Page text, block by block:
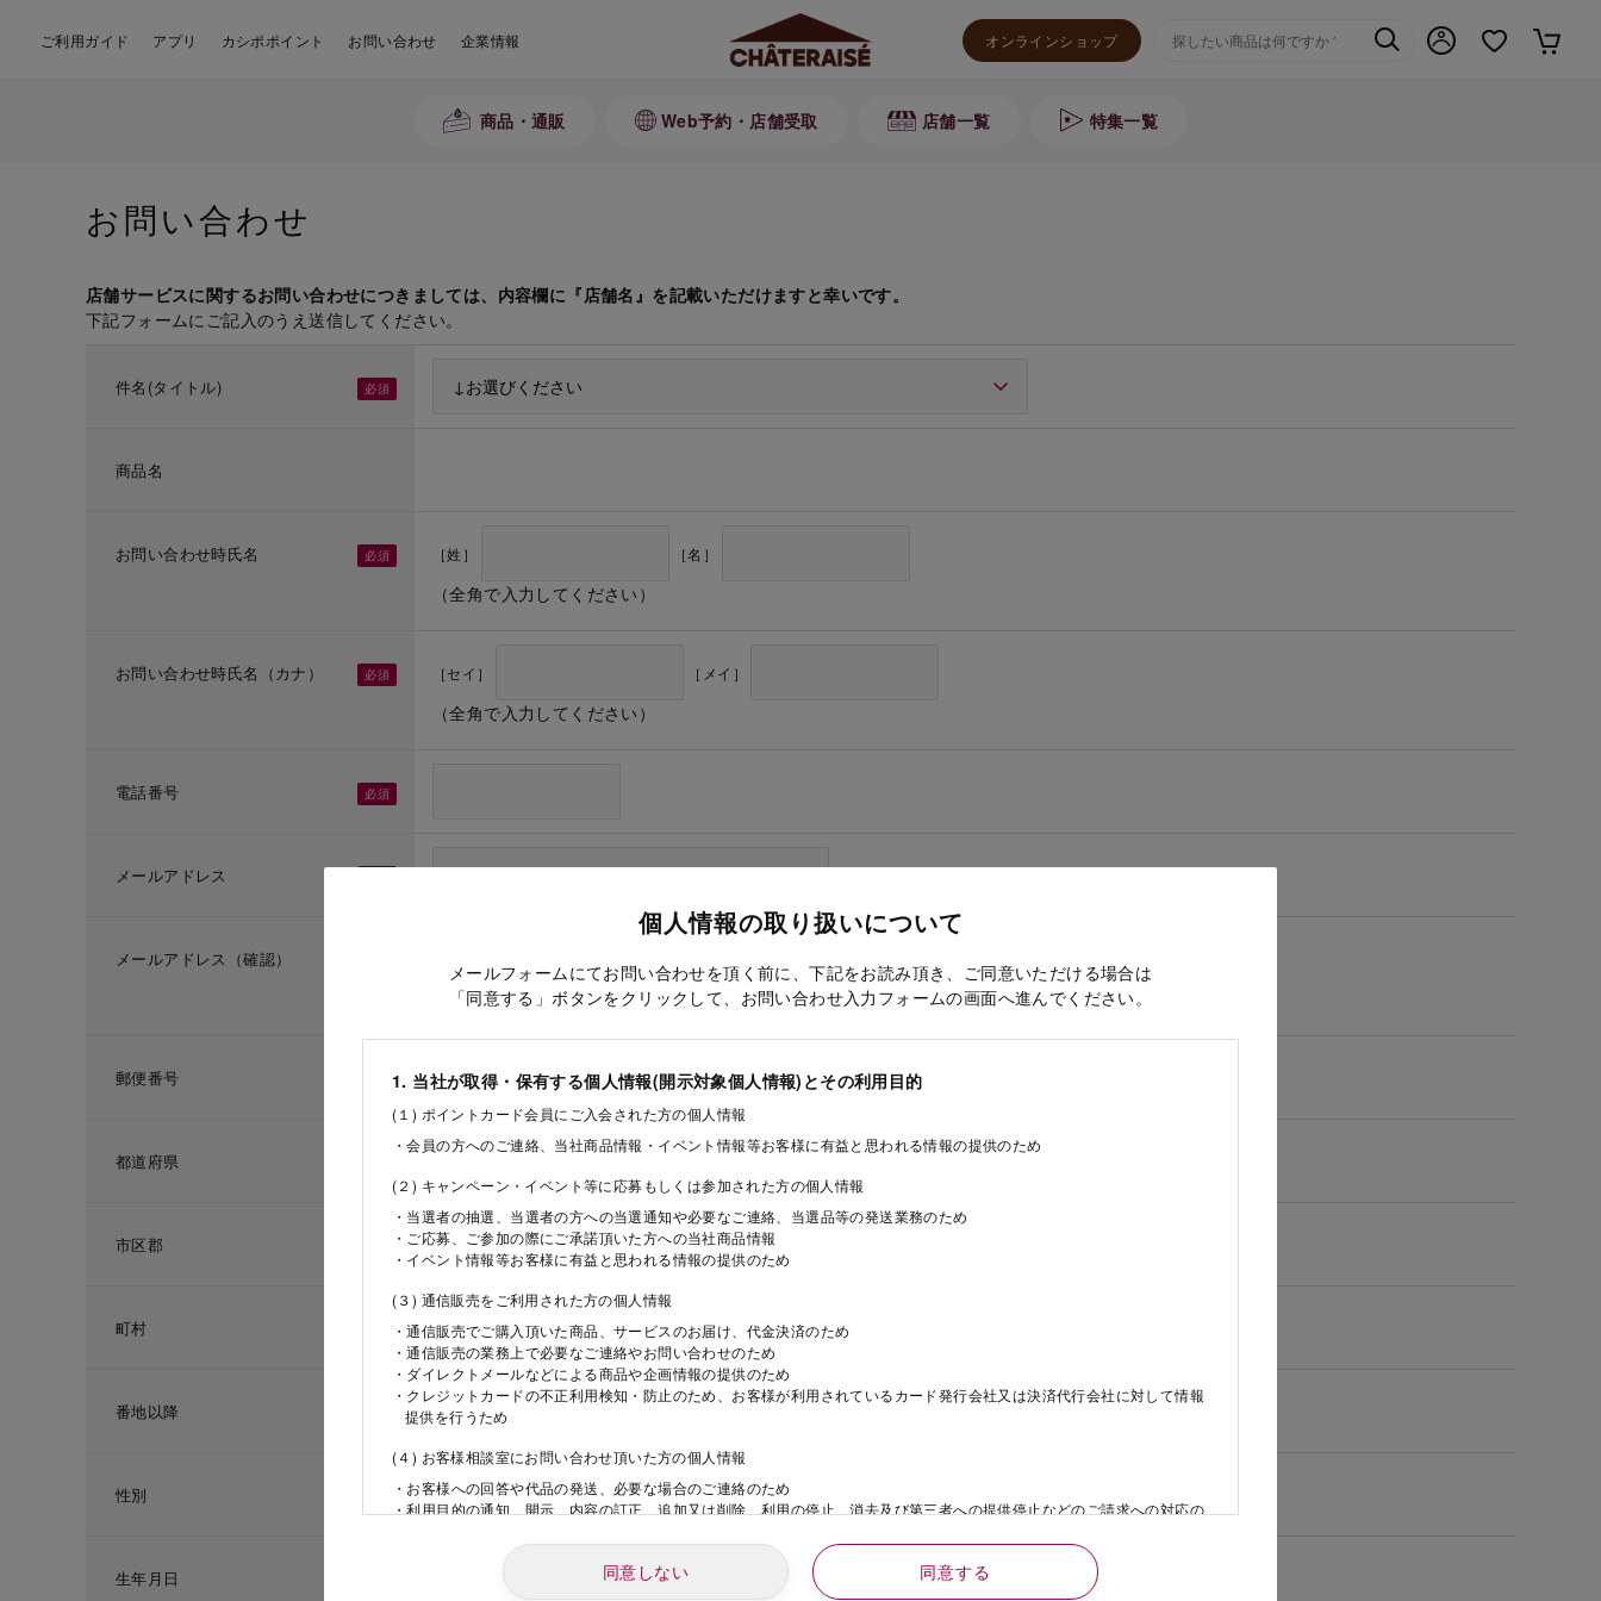
ご利用ガイド アプリ カシポポイント お問い合わせ 企業情報 オンラインショップ
商品・通販 Web予約・店舗受取 店舗一覧 特集一覧
お問い合わせ
店舗サービスに関するお問い合わせにつきましては、内容欄に『店舗名』を記載いただけますと幸いです。
下記フォームにご記入のうえ送信してください。
個人情報の取り扱いについて
メールフォームにてお問い合わせを頂く前に、下記をお読み頂き、ご同意いただける場合は
「同意する」ボタンをクリックして、お問い合わせ入力フォームの画面へ進んでください。
1. 当社が取得・保有する個人情報(開示対象個人情報)とその利用目的
(１) ポイントカード会員にご入会された方の個人情報
・会員の方へのご連絡、当社商品情報・イベント情報等お客様に有益と思われる情報の提供のため
(２) キャンペーン・イベント等に応募もしくは参加された方の個人情報
・当選者の抽選、当選者の方への当選通知や必要なご連絡、当選品等の発送業務のため
・ご応募、ご参加の際にご承諾頂いた方への当社商品情報
・イベント情報等お客様に有益と思われる情報の提供のため
(３) 通信販売をご利用された方の個人情報
・通信販売でご購入頂いた商品、サービスのお届け、代金決済のため
・通信販売の業務上で必要なご連絡やお問い合わせのため
・ダイレクトメールなどによる商品や企画情報の提供のため
・クレジットカードの不正利用検知・防止のため、お客様が利用されているカード発行会社又は決済代行会社に対して情報
提供を行うため
(４) お客様相談室にお問い合わせ頂いた方の個人情報
・お客様への回答や代品の発送、必要な場合のご連絡のため
・利用目的の通知、開示、内容の訂正、追加又は削除、利用の停止、消去及び第三者への提供停止などのご請求への対応の
(５) 当社の採用活動にご応募された方の個人情報
同意しない 同意する
件名(タイトル)
商品名
お問い合わせ時氏名 ［姓］ ［名］
（全角で入力してください）
お問い合わせ時氏名（カナ） ［セイ］ ［メイ］
（全角で入力してください）
電話番号
メールアドレス
メールアドレス（確認）
（メールアドレス確認のため再度入力をお願いします）
郵便番号
都道府県
市区郡
町村
番地以降
性別
生年月日 年